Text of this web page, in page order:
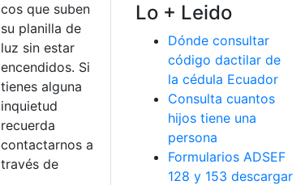
Durán,electricidad
cos que suben
su planilla de
luz sin estar
encendidos. Si
tienes alguna
inquietud
recuerda
contactarnos a
través de
Lo + Leido
Dónde consultar
código dactilar de
la cédula Ecuador
Consulta cuantos
hijos tiene una
persona
Formularios ADSEF
128 y 153 descargar